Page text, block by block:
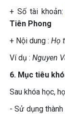
+ Số tài khoản:
Tiên Phong
+ Nội dung : Họ
Ví dụ : Nguyen
6. Mục tiêu
Sau khóa học,
- Sử dụng